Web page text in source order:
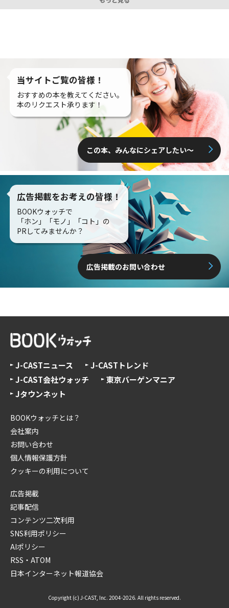
当サイトご覧の皆様！
おすすめの本を教えてください。
本のリクエスト承ります！
この本、みんなにシェアしたい〜
広告掲載をお考えの皆様！
BOOKウォッチで
「ホン」「モノ」「コト」の
PRしてみませんか？
広告掲載のお問い合わせ
J-CASTニュース
J-CASTトレンド
J-CAST会社ウォッチ
東京バーゲンマニア
Jタウンネット
BOOKウォッチとは？
会社案内
お問い合わせ
個人情報保護方針
クッキーの利用について
広告掲載
記事配信
コンテンツ二次利用
SNS利用ポリシー
AIポリシー
RSS・ATOM
日本インターネット報道協会
Copyright (c) J-CAST, Inc. 2004-2026. All rights reserved.